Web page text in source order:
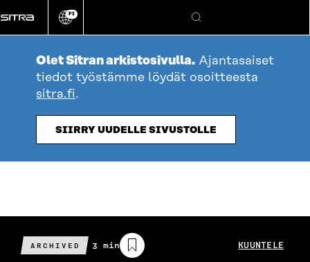
suoraan
sisältöön
Vaihda
kieli
FI
Hae
Olet Sitran arkistosivulla. Ajantasaiset
tiedot työstämme löydät osoitteesta
sitra.fi.
SIIRRY UUDELLE SIVUSTOLLE
ARCHIVED
Arvioitu
lukuaika
3 min KUUNTELE